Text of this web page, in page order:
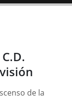
de la